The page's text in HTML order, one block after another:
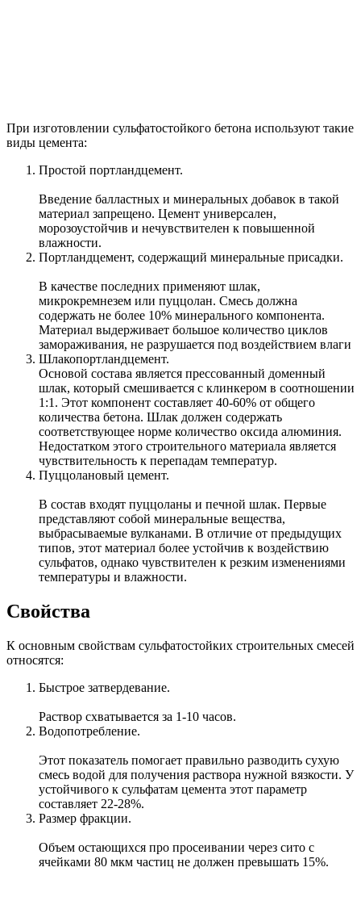
При изготовлении сульфатостойкого бетона используют такие
виды цемента:
Простой портландцемент.
Введение балластных и минеральных добавок в такой
материал запрещено. Цемент универсален,
морозоустойчив и нечувствителен к повышенной
влажности.
Портландцемент, содержащий минеральные присадки.
В качестве последних применяют шлак,
микрокремнезем или пуццолан. Смесь должна
содержать не более 10% минерального компонента.
Материал выдерживает большое количество циклов
замораживания, не разрушается под воздействием влаги
Шлакопортландцемент.
Основой состава является прессованный доменный
шлак, который смешивается с клинкером в соотношении
1:1. Этот компонент составляет 40-60% от общего
количества бетона. Шлак должен содержать
соответствующее норме количество оксида алюминия.
Недостатком этого строительного материала является
чувствительность к перепадам температур.
Пуццолановый цемент.
В состав входят пуццоланы и печной шлак. Первые
представляют собой минеральные вещества,
выбрасываемые вулканами. В отличие от предыдущих
типов, этот материал более устойчив к воздействию
сульфатов, однако чувствителен к резким изменениями
температуры и влажности.
Свойства
К основным свойствам сульфатостойких строительных смесей
относятся:
Быстрое затвердевание.
Раствор схватывается за 1-10 часов.
Водопотребление.
Этот показатель помогает правильно разводить сухую
смесь водой для получения раствора нужной вязкости. У
устойчивого к сульфатам цемента этот параметр
составляет 22-28%.
Размер фракции.
Объем остающихся про просеивании через сито с
ячейками 80 мкм частиц не должен превышать 15%.